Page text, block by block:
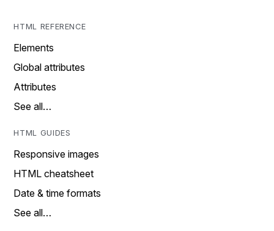
HTML REFERENCE
Elements
Global attributes
Attributes
See all…
HTML GUIDES
Responsive images
HTML cheatsheet
Date & time formats
See all…